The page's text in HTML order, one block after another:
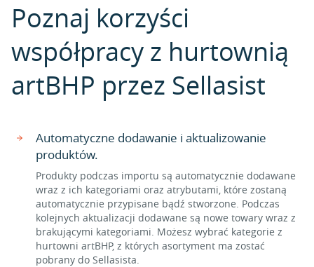
Poznaj korzyści
współpracy z hurtownią
artBHP przez Sellasist
Automatyczne dodawanie i aktualizowanie
produktów.
Produkty podczas importu są automatycznie dodawane
wraz z ich kategoriami oraz atrybutami, które zostaną
automatycznie przypisane bądź stworzone. Podczas
kolejnych aktualizacji dodawane są nowe towary wraz z
brakującymi kategoriami. Możesz wybrać kategorie z
hurtowni artBHP, z których asortyment ma zostać
pobrany do Sellasista.